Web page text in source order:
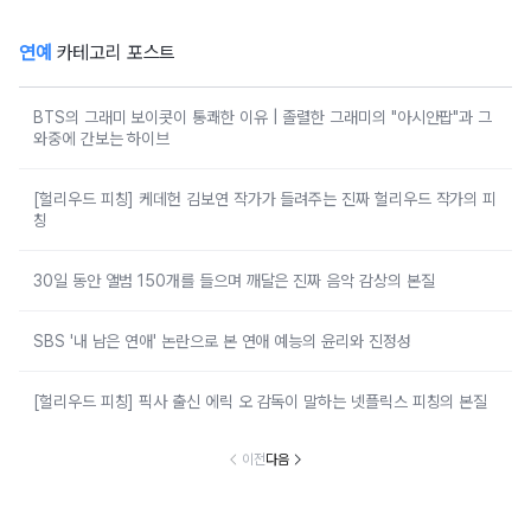
연예 카테고리 포스트
BTS의 그래미 보이콧이 통쾌한 이유 | 졸렬한 그래미의 "아시안팝"과 그
와중에 간보는 하이브
[헐리우드 피칭] 케데헌 김보연 작가가 들려주는 진짜 헐리우드 작가의 피
칭
30일 동안 앨범 150개를 들으며 깨달은 진짜 음악 감상의 본질
SBS '내 남은 연애' 논란으로 본 연애 예능의 윤리와 진정성
[헐리우드 피칭] 픽사 출신 에릭 오 감독이 말하는 넷플릭스 피칭의 본질
이전다음